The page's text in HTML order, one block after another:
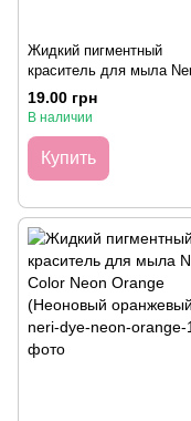
Жидкий пигментный
краситель для мыла
Color Neon Green
зеленый), 10 грамм
19.00 грн
В наличии
Купить